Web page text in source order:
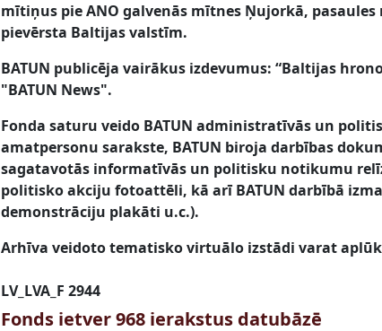
mītiņus pie ANO galvenās mītnes Ņujorkā,
pievērsta Baltijas valstīm.
BATUN publicēja vairākus izdevumus: “Baltijas
"BATUN News".
Fonda saturu veido BATUN administratīvās un
amatpersonu sarakste, BATUN biroja darbības
sagatavotās informatīvās un politisku notikumu
politisko akciju fotoattēli, kā arī BATUN darbībā
demonstrāciju plakāti u.c.).
Arhīva veidoto tematisko virtuālo izstādi varat
LV_LVA_F 2944
Fonds ietver 968 ierakstus datubāzē